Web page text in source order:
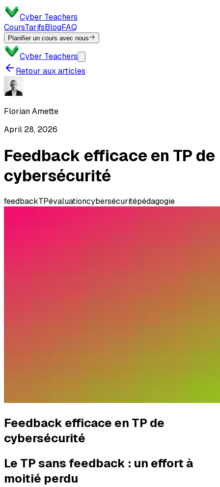
Cyber Teachers
CoursTarifsBlogFAQ
Planifier un cours avec nous
Cyber Teachers
Retour aux articles
Florian Amette
April 28, 2026
Feedback efficace en TP de
cybersécurité
feedbackTPévaluationcybersécuritépédagogie
Feedback efficace en TP de
cybersécurité
Le TP sans feedback : un effort à
moitié perdu